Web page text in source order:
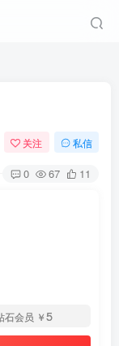
关注 私信
0 67 11
石会员 ￥5